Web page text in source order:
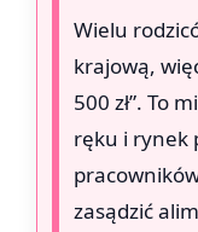
Wielu
krajową,
500 zł”. To
ręku i rynek
zasądzić